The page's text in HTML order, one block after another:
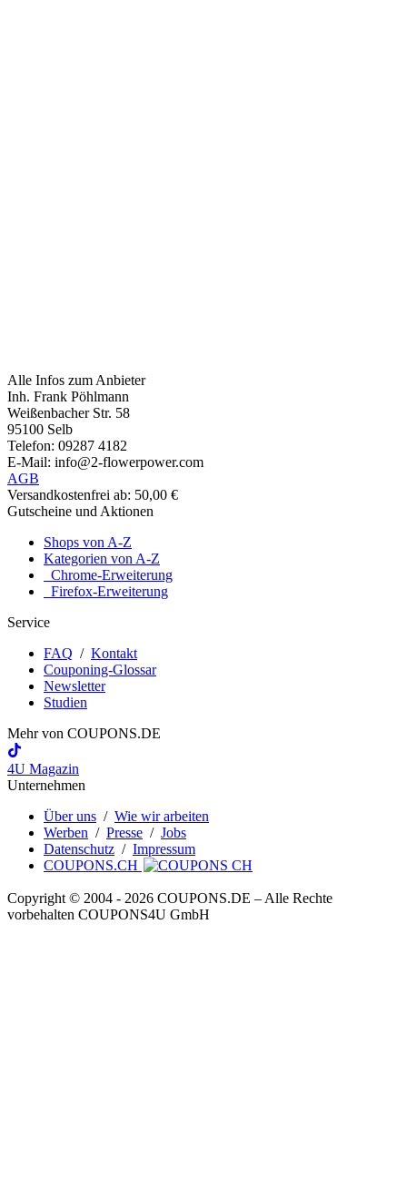
Alle Infos zum Anbieter
Inh. Frank Pöhlmann
Weißenbacher Str. 58
95100 Selb
Telefon: 09287 4182
E-Mail: info@2-flowerpower.com
AGB
Versandkostenfrei ab: 50,00 €
Gutscheine und Aktionen
Shops von A-Z
Kategorien von A-Z
Chrome-Erweiterung
Firefox-Erweiterung
Service
FAQ / Kontakt
Couponing-Glossar
Newsletter
Studien
Mehr von COUPONS.DE
4U Magazin
Unternehmen
Über uns / Wie wir arbeiten
Werben / Presse / Jobs
Datenschutz / Impressum
COUPONS.CH
Copyright © 2004 ‐ 2026 COUPONS.DE – Alle Rechte
vorbehalten COUPONS4U GmbH